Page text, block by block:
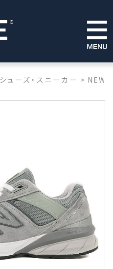
シューズ・スニーカー > NEW